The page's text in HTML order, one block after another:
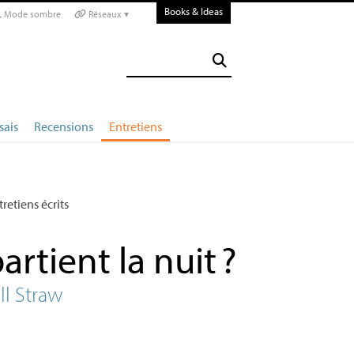
Mode sombre Réseaux ▾ Books & Ideas
Recensions Entretiens
écrits
la nuit?
Straw